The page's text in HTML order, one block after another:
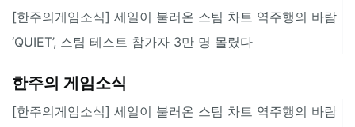
[한주의게임소식] 세일이 불러온 스팀 차트 역주행의 바람
‘QUIET’, 스팀 테스트 참가자 3만 명 몰렸다
한주의 게임소식
[한주의게임소식] 세일이 불러온 스팀 차트 역주행의 바람